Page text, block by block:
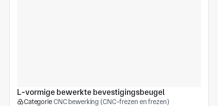
L-vormige bewerkte bevestigingsbeugel
CategorieCNC bewerking (CNC-frezen en frezen)